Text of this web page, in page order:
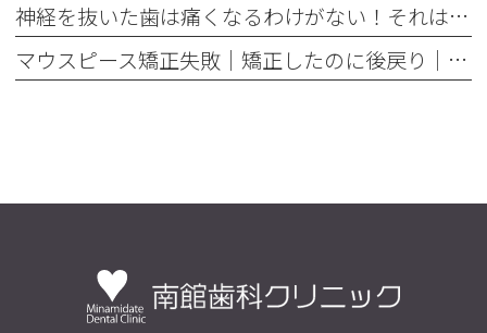
神経を抜いた歯は痛くなるわけがない！それは嘘です
マウスピース矯正失敗｜矯正したのに後戻り｜最近よく聞くけどそれってなんで？